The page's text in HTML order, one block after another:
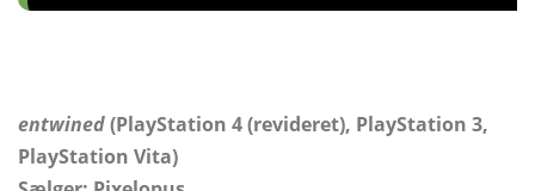
entwined(PlayStation 4 (revideret), PlayStation 3,
PlayStation Vita)